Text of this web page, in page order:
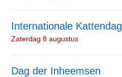
Internationale Kattendag
Zaterdag 8 augustus
Dag der Inheemsen